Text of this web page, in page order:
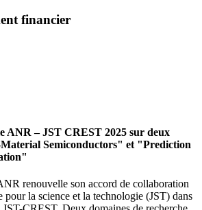
financier
ANR – JST CREST 2025 sur deux
Semiconductors" et "Prediction
renouvelle son accord de collaboration
pour la science et la technologie (JST) dans